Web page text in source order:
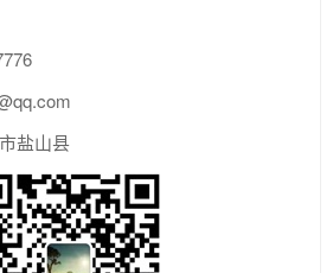
盐山县